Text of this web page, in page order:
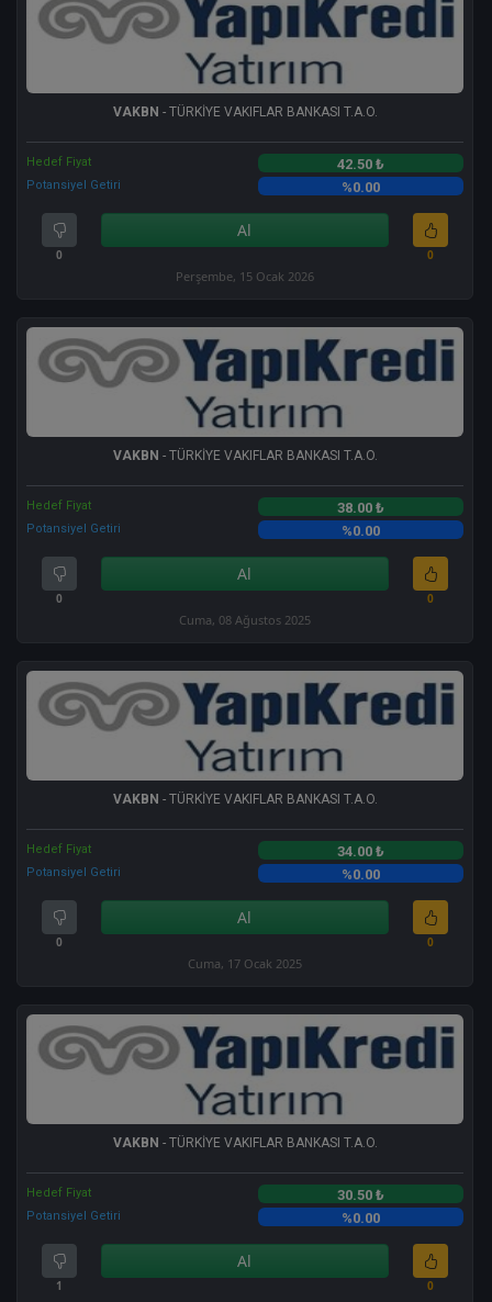
VAKBN - TÜRKİYE VAKIFLAR BANKASI T.A.O.
Hedef Fiyat 42.50 ₺
Potansiyel Getiri %0.00
0
Al
0
Perşembe, 15 Ocak 2026
VAKBN - TÜRKİYE VAKIFLAR BANKASI T.A.O.
Hedef Fiyat 38.00 ₺
Potansiyel Getiri %0.00
0
Al
0
Cuma, 08 Ağustos 2025
VAKBN - TÜRKİYE VAKIFLAR BANKASI T.A.O.
Hedef Fiyat 34.00 ₺
Potansiyel Getiri %0.00
0
Al
0
Cuma, 17 Ocak 2025
VAKBN - TÜRKİYE VAKIFLAR BANKASI T.A.O.
Hedef Fiyat 30.50 ₺
Potansiyel Getiri %0.00
1
Al
0